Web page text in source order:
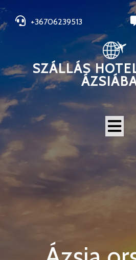
+36706239513
SZÁLLÁS